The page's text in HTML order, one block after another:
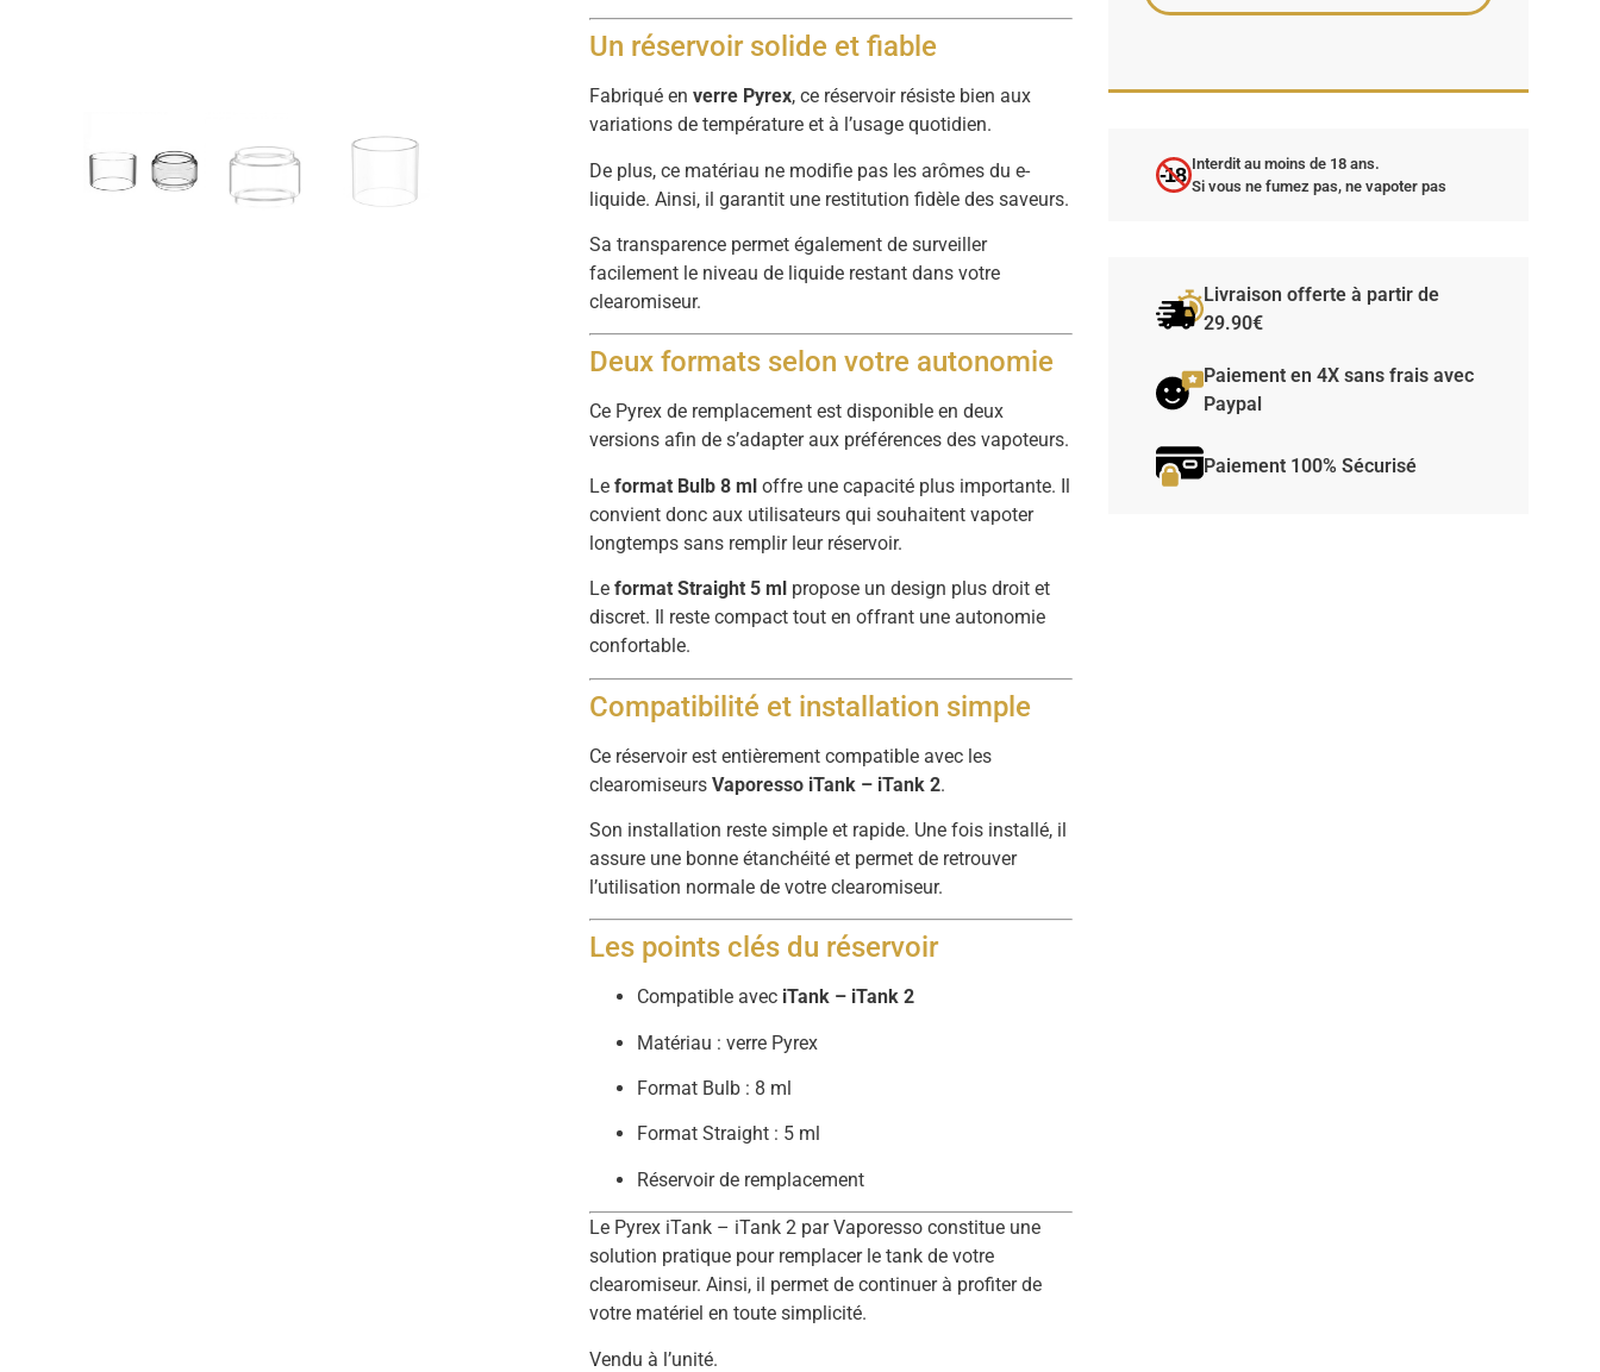
Un réservoir solide et fiable
Fabriqué enverre Pyrex, ce réservoir résiste bien aux
variations de température et à l’usage quotidien.
De plus, ce matériau ne modifie pas les arômes du e-
liquide. Ainsi, il garantit une restitution fidèle des saveurs.
Sa transparence permet également de surveiller
facilement le niveau de liquide restant dans votre
clearomiseur.
Deux formats selon votre autonomie
Ce Pyrex de remplacement est disponible en deux
versions afin de s’adapter aux préférences des vapoteurs.
Leformat Bulb 8 ml offre une capacité plus importante. Il
convient donc aux utilisateurs qui souhaitent vapoter
longtemps sans remplir leur réservoir.
Leformat Straight 5 ml propose un design plus droit et
discret. Il reste compact tout en offrant une autonomie
confortable.
Compatibilité et installation simple
Ce réservoir est entièrement compatible avec les
clearomiseursVaporesso iTank – iTank 2.
Son installation reste simple et rapide. Une fois installé, il
assure une bonne étanchéité et permet de retrouver
l’utilisation normale de votre clearomiseur.
Les points clés du réservoir
Compatible avec iTank – iTank 2
Matériau : verre Pyrex
Format Bulb : 8 ml
Format Straight : 5 ml
Réservoir de remplacement
Le Pyrex iTank – iTank 2 par Vaporesso constitue une
solution pratique pour remplacer le tank de votre
clearomiseur. Ainsi, il permet de continuer à profiter de
votre matériel en toute simplicité.
Vendu à l’unité.
-18 Interdit au moins de 18 ans.
Si vous ne fumez pas, ne vapoter pas
Livraison offerte à partir de
29.90€
Paiement en 4X sans frais avec
Paypal
Paiement 100% Sécurisé